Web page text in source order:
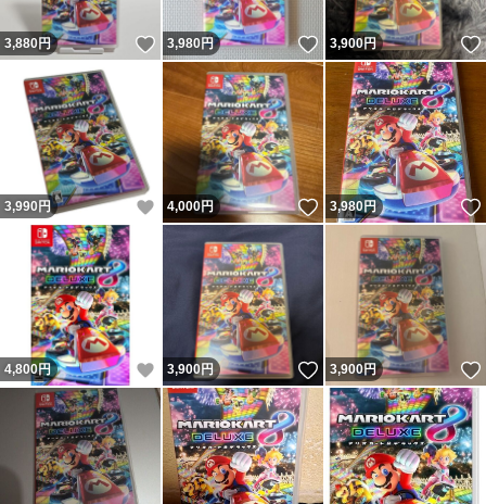
3,880円 いいね！
3,980円 いいね！
3,900円
3,990 円 いいね！
4,000円 いいね！
3,980円
4,800円 いいね！
3,900円 いいね！
3,900円